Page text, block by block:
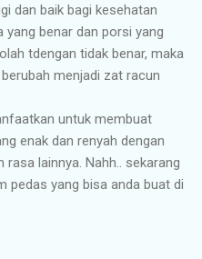
dan baik bagi kesehatan
benar dan porsi yang
tdengan tidak benar, maka
menjadi zat racun
untuk membuat
enak dan renyah dengan
lainnya. Nahh.. sekarang
pedas yang bisa anda buat di